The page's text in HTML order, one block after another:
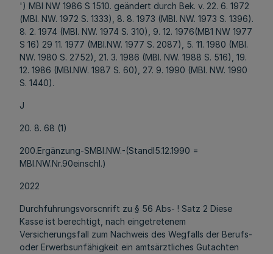
') MBl NW 1986 S 1510. geändert durch Bek. v. 22. 6. 1972
(MBl. NW. 1972 S. 1333), 8. 8. 1973 (MBl. NW. 1973 S. 1396).
8. 2. 1974 (MBl. NW. 1974 S. 310), 9. 12. 1976(MB1 NW 1977
S 16) 29 11. 1977 (MBl.NW. 1977 S. 2087), 5. 11. 1980 (MBl.
NW. 1980 S. 2752), 21. 3. 1986 (MBl. NW. 1988 S. 516), 19.
12. 1986 (MBl.NW. 1987 S. 60), 27. 9. 1990 (MBl. NW. 1990
S. 1440).
J
20. 8. 68 (1)
200.Ergänzung-SMBl.NW.-(Standl5.12.1990 =
MBl.NW.Nr.90einschl.)
2022
Durchfuhrungsvorscnrift zu § 56 Abs- ! Satz 2 Diese
Kasse ist berechtigt, nach eingetretenem
Versicherungsfall zum Nachweis des Wegfalls der Berufs-
oder Erwerbsunfähigkeit ein amtsärztliches Gutachten